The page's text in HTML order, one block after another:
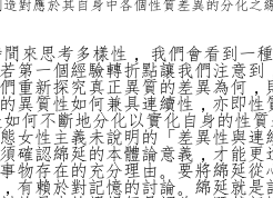
來思考多樣性， 我們會看到一
第一個經驗轉折點讓我們注意
重新探究真正異質的差異為何
異質性如何兼具連續性，亦即
何不斷地分化以實化自身的性
女性主義未說明的「差異性與
確認綿延的本體論意義，才能
物存在的充分理由。要將綿延
有賴於對記憶的討論。綿延就是